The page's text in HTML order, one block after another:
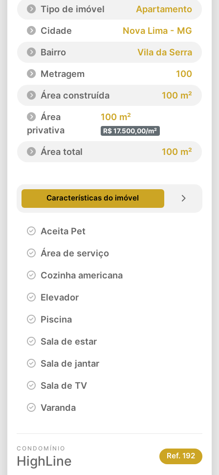
Tipo de imóvel
Apartamento
Cidade
Nova Lima - MG
Bairro
Vila da Serra
Metragem
100
Área construída
100 m²
Área
privativa
100 m²
R$ 17.500,00/m²
Área total 100 m²
Características do imóvel
Aceita Pet
Área de serviço
Cozinha americana
Elevador
Piscina
Sala de estar
Sala de jantar
Sala de TV
Varanda
CONDOMÍNIO
HighLine Ref. 192